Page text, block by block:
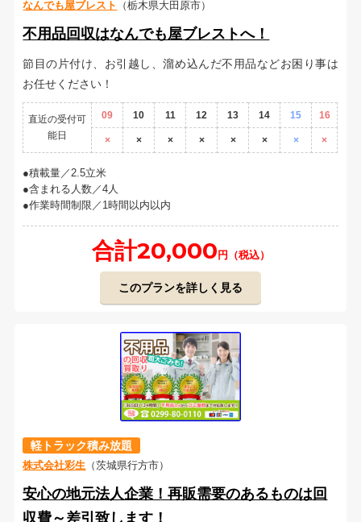
なんでも屋ブレスト （栃木県大田原市）
不用品回収はなんでも屋ブレストへ！
節目の片付け、お引越し、溜め込んだ不用品などお困り事は
お任せください！
直近の受付可
能日
09 10 11 12 13 14 15 16
× × × × × × × ×
積載量／2.5立米
含まれる人数／4人
作業時間制限／1時間以内以内
合計20,000 円（税込）
このプランを詳しく見る
軽トラック積み放題
株式会社彩生 （茨城県行方市）
安心の地元法人企業！再販需要のあるものは回
収費～差引致します！